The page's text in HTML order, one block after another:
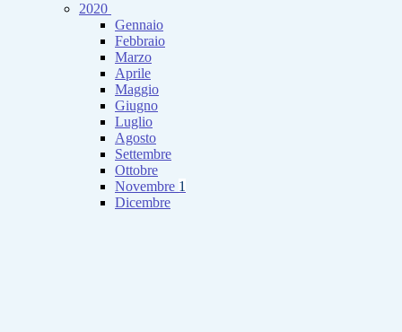
2020
Gennaio
Febbraio
Marzo
Aprile
Maggio
Giugno
Luglio
Agosto
Settembre
Ottobre
Novembre 1
Dicembre